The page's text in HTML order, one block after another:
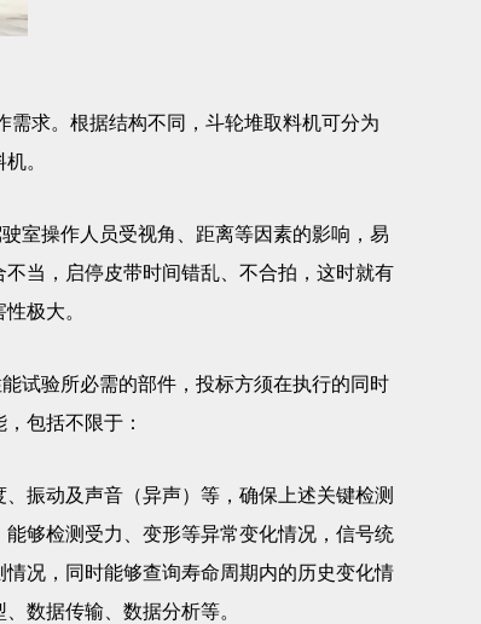
求。根据结构不同，斗轮堆取料机可分为
。
室操作人员受视角、距离等因素的影响，易
当，启停皮带时间错乱、不合拍，这时就有
极大。
试验所必需的部件，投标方须在执行的同时
包括不限于：
振动及声音（异声）等，确保上述关键检测
够检测受力、变形等异常变化情况，信号统
况，同时能够查询寿命周期内的历史变化情
数据传输、数据分析等。